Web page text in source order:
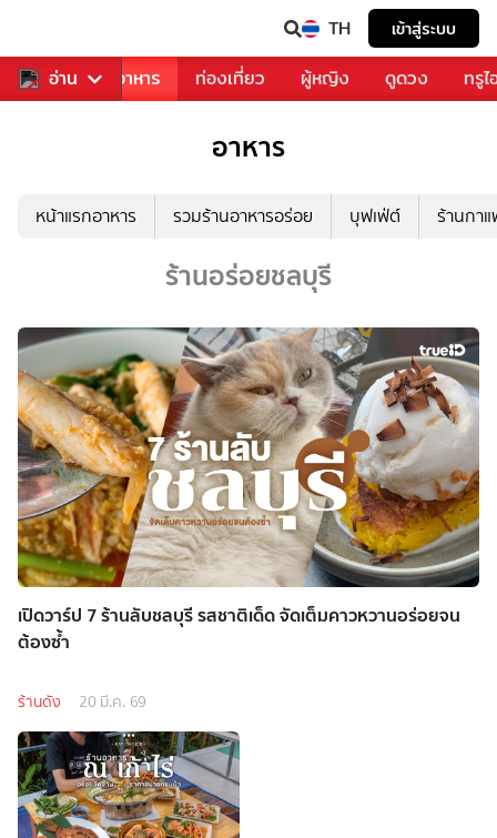
TH เข้าสู่ระบบ
อ่าน
การเพลง อาหาร ท่องเที่ยว ผู้หญิง ดูดวง ทรู
อาหาร
หน้าแรกอาหาร รวมร้านอาหารอร่อย บุฟเฟ่ต์ ร้านกา
ร้านอร่อยชลบุรี
เปิดวาร์ป 7 ร้านลับชลบุรี รสชาติเด็ด จัดเต็มคาวหวานอร่อยจน
ต้องซ้ำ
ร้านดัง 20 มี.ค. 69